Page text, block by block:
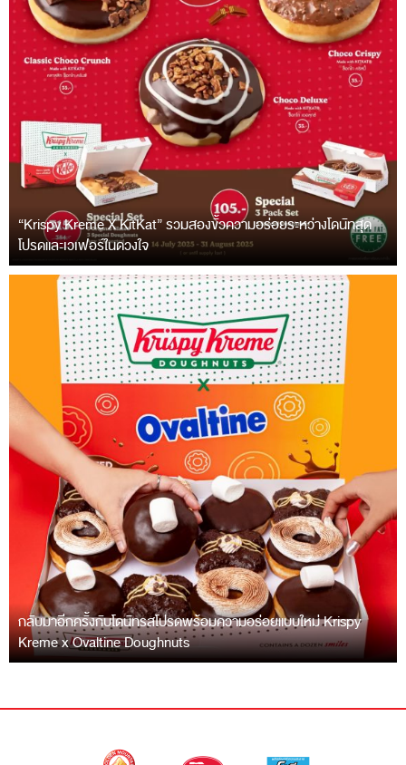
“Krispy Kreme X KitKat” รวมสองขั้วความอร่อยระหว่างโดนัทสุด
โปรดและเวเฟอร์ในดวงใจ
กลับมาอีกครั้งกับโดนัทรสโปรดพร้อมความอร่อยแบบใหม่ Krispy
Kreme x Ovaltine Doughnuts